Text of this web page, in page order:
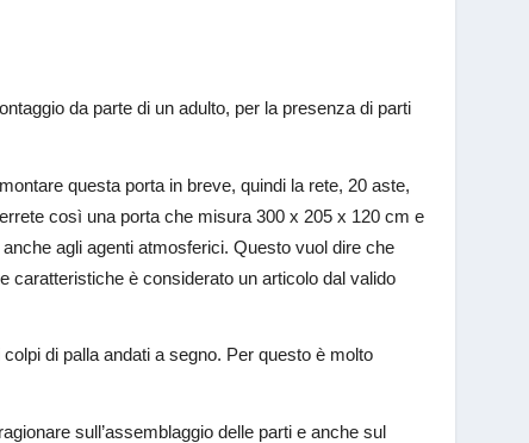
da parte di un adulto, per la presenza di parti
questa porta in breve, quindi la rete, 20 aste,
così una porta che misura 300 x 205 x 120 cm e
agli agenti atmosferici. Questo vuol dire che
caratteristiche è considerato un articolo dal valido
di palla andati a segno. Per questo è molto
sull’assemblaggio delle parti e anche sul